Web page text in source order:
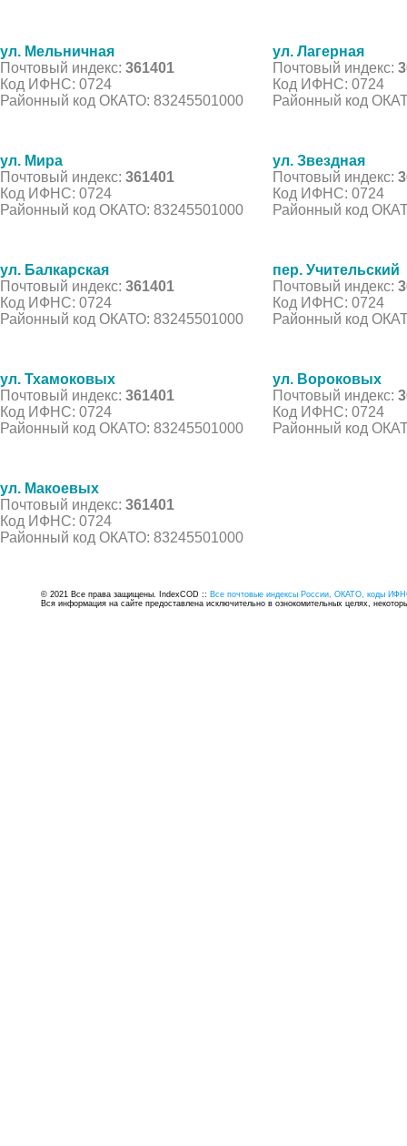
ул. Мельничная
Почтовый индекс: 361401
Код ИФНС: 0724
Районный код ОКАТО: 83245501000
ул. Лагерная
Почтовый индекс:
Код ИФНС: 0724
Районный код
ул. Мира
Почтовый индекс: 361401
Код ИФНС: 0724
Районный код ОКАТО: 83245501000
ул. Звездная
Почтовый индекс:
Код ИФНС: 0724
Районный код
ул. Балкарская
Почтовый индекс: 361401
Код ИФНС: 0724
Районный код ОКАТО: 83245501000
пер. Учительский
Почтовый индекс:
Код ИФНС: 0724
Районный код
ул. Тхамоковых
Почтовый индекс: 361401
Код ИФНС: 0724
Районный код ОКАТО: 83245501000
ул. Вороковых
Почтовый индекс:
Код ИФНС: 0724
Районный код
ул. Макоевых
Почтовый индекс: 361401
Код ИФНС: 0724
Районный код ОКАТО: 83245501000
© 2021 Все права защищены. IndexCOD :: Все почтовые индексы России, ОКАТО, коды
Вся информация на сайте предоставлена исключительно в ознокомительных целях,